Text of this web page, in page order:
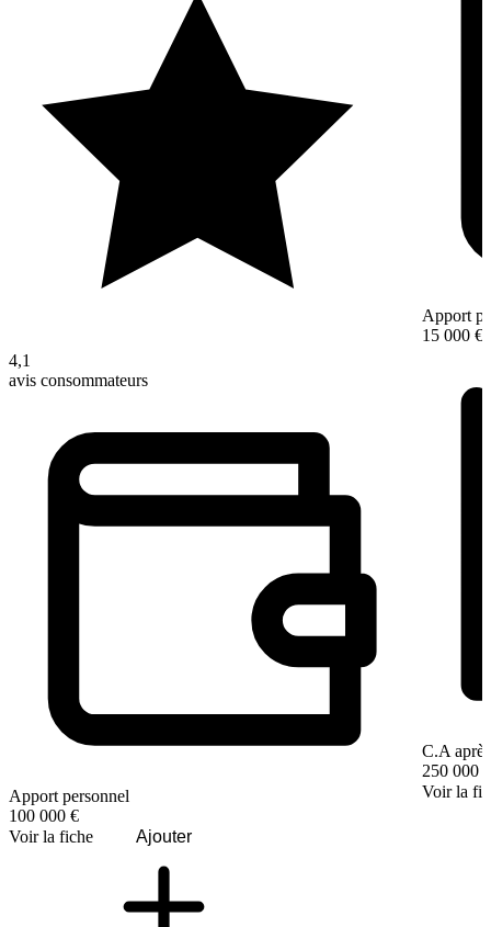
4,1
avis consommateurs
Apport personnel
100 000 €
Voir la fiche
Ajouter
Apport
15 000 €
C.A
250 000 €
Voir la